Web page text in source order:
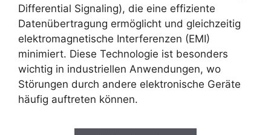
Differential Signaling), die eine effiziente
Datenübertragung ermöglicht und gleichzeitig
elektromagnetische Interferenzen (EMI)
minimiert. Diese Technologie ist besonders
wichtig in industriellen Anwendungen, wo
Störungen durch andere elektronische Geräte
häufig auftreten können.